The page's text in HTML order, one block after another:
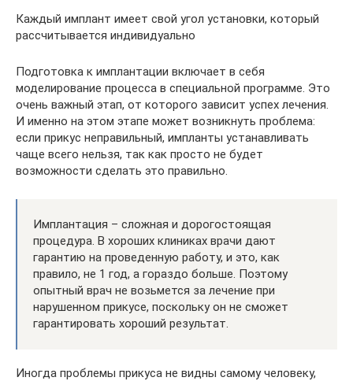
Каждый имплант имеет свой угол установки, который
рассчитывается индивидуально
Подготовка к имплантации включает в себя
моделирование процесса в специальной программе. Это
очень важный этап, от которого зависит успех лечения.
И именно на этом этапе может возникнуть проблема:
если прикус неправильный, импланты устанавливать
чаще всего нельзя, так как просто не будет
возможности сделать это правильно.
Имплантация – сложная и дорогостоящая
процедура. В хороших клиниках врачи дают
гарантию на проведенную работу, и это, как
правило, не 1 год, а гораздо больше. Поэтому
опытный врач не возьмется за лечение при
нарушенном прикусе, поскольку он не сможет
гарантировать хороший результат.
Иногда проблемы прикуса не видны самому человеку,